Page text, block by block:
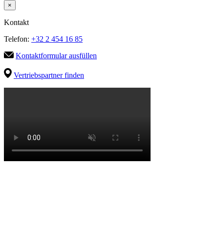
×
Kontakt
Telefon: +32 2 454 16 85
Kontaktformular ausfüllen
Vertriebspartner finden